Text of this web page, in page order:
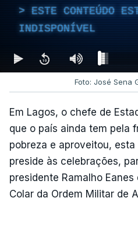
ESTE CONTEÚDO
INDISPONÍVEL
Foto: José Sena
Em Lagos, o chefe de
que o país ainda tem pela
pobreza e aproveitou,
preside às celebrações,
presidente Ramalho
Colar da Ordem Militar de